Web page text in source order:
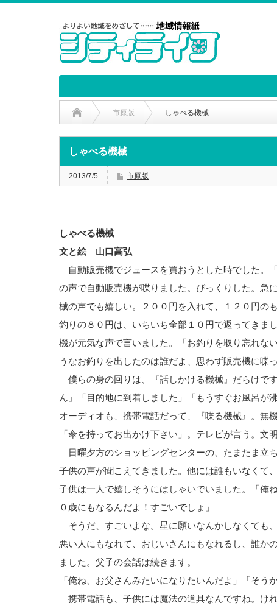
市原版 しゃべる機械
しゃべる機械
2013/7/5 市原版
しゃべる機械
文と絵 山口高弘
自動販売機でジュースを買おうとした時でした。
の声で自動販売機が喋りました。びっくりした。急
械の声でも嬉しい。２００円を入れて、１２０円の
釣りの８０円は、いちいち全部１０円で返ってきま
機が元気な声で言いました。「お釣りを取り忘れな
うなお釣りを出したのは誰だよ、思わず販売機に喋
僕らの身の回りは、『話しかける機械』だらけで
ん」「目的地に到着しました」「もうすぐお風呂が
オーディオも、携帯電話だって、『喋る機械』。無
「傘を持ってお出かけ下さい」。テレビが言う。文
日曜夕方のショッピングセンターの、たまたま立
子供の声が聞こえてきました。他には誰もいなくて
子供は一人で嬉しそうにはしゃいでいました。「俺
０歳にもなるんだよ！すごいでしょ」
そうだ、すごいよな。星に願いなんかしなくても
悪い人にもなれて、おじいさんにもなれるし、誰か
ました。父子の会話は続きます。
「俺ね、お父さんみたいになりたいんだよ」「そう
携帯電話も、子供には魔法の道具なんですね。け